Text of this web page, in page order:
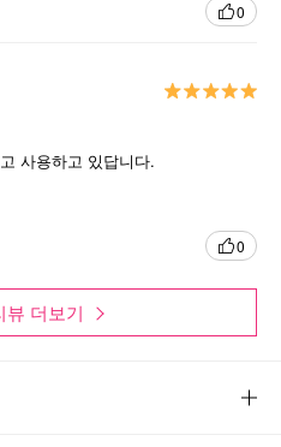
0
사용하고 있답니다.
0
뷰 더보기